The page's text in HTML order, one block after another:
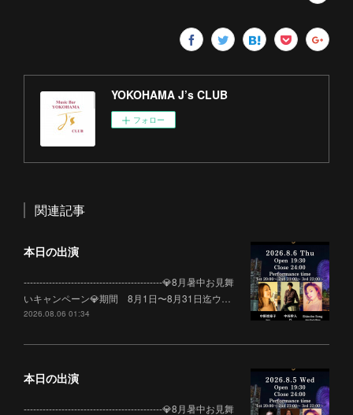
YOKOHAMA J’s CLUB
フォロー
関連記事
本日の出演
--------------------------------------------💎8月暑中お見舞
いキャンペーン💎期間 8月1日〜8月31日迄ウ…
2026.08.06 01:34
本日の出演
--------------------------------------------💎8月暑中お見舞